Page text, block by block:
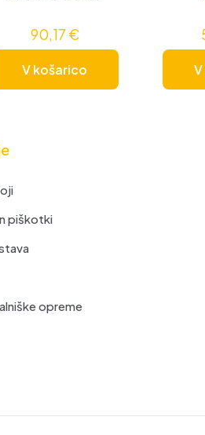
90,17 €
V košarico
piškotki
opreme